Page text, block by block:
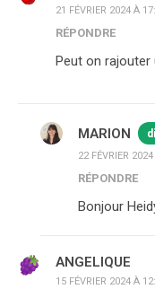
21 FÉVRIER 2024 À
RÉPONDRE
Peut on rajouter
MARION
22 FÉVRIER
RÉPONDRE
Bonjour
ANGELIQUE
15 FÉVRIER 2024 À